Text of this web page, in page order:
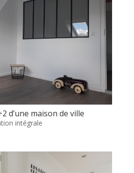
d’une maison de ville
intégrale